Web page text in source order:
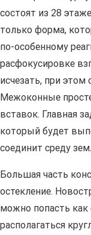
состоят из 28
только форма,
по-особенному
расфокусировке
исчезать, при
Межоконные
вставок. Главная
который будет
соединит среду
Большая часть
остекление.
можно попасть как
располагаться